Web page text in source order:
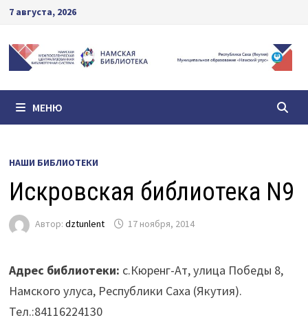
Перейти
содержимому
7 августа, 2026
МЕНЮ
НАШИ БИБЛИОТЕКИ
Искровская библиотека N9
Автор: dztunlent 17 ноября, 2014
Адрес библиотеки: с.Кюренг-Ат, улица Победы 8,
Намского улуса, Республики Саха (Якутия).
Тел.:84116224130